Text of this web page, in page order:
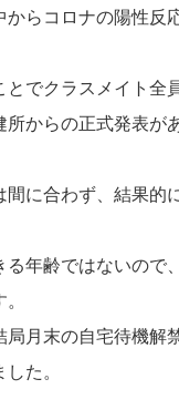
らコロナの陽性反
とでクラスメイト全
からの正式発表が
に合わず、結果的
年齢ではないので
局月末の自宅待機解
た。